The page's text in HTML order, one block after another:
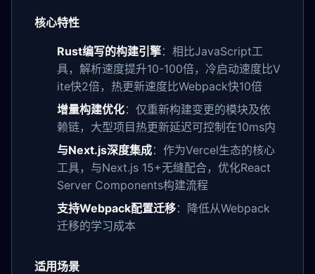
核心特性
Rust编写的构建引擎：相比JavaScript工
具，解析速度提升10-100倍，冷启动速度比V
ite快2倍，热更新速度比Webpack快10倍
增量构建优化：仅重新构建变更的模块及依
赖链，大型项目热更新延迟可控制在10ms内
与Next.js深度集成：作为Vercel生态的核心
工具，与Next.js 15+无缝配合，优化React
Server Components构建流程
支持Webpack配置迁移：降低从Webpack
迁移的学习成本
适用场景